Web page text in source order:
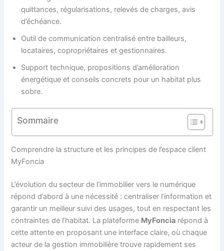
quittances, régularisations, relevés de charges, avis
d’échéance.
Outil de communication centralisé entre bailleurs,
locataires, copropriétaires et gestionnaires.
Support technique, propositions d’amélioration
énergétique et conseils concrets pour un habitat plus
sobre.
Sommaire
Comprendre la structure et les principes de l’espace client
MyFoncia
L’évolution du secteur de l’immobilier vers le numérique
répond d’abord à une nécessité : centraliser l’information et
garantir un meilleur suivi des usages, tout en respectant les
contraintes de l’habitat. La plateforme MyFoncia répond à
cette attente en proposant une interface claire, où chaque
acteur de la gestion immobilière trouve rapidement ses